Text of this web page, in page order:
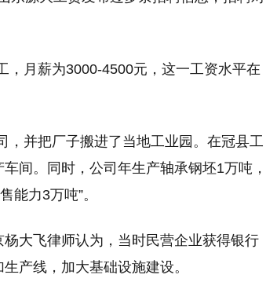
，月薪为3000-4500元，这一工资水平在
，并把厂子搬进了当地工业园。在冠县工
间。同时，公司年生产轴承钢坯1万吨，
能力3万吨”。
大飞律师认为，当时民营企业获得银行
产线，加大基础设施建设。